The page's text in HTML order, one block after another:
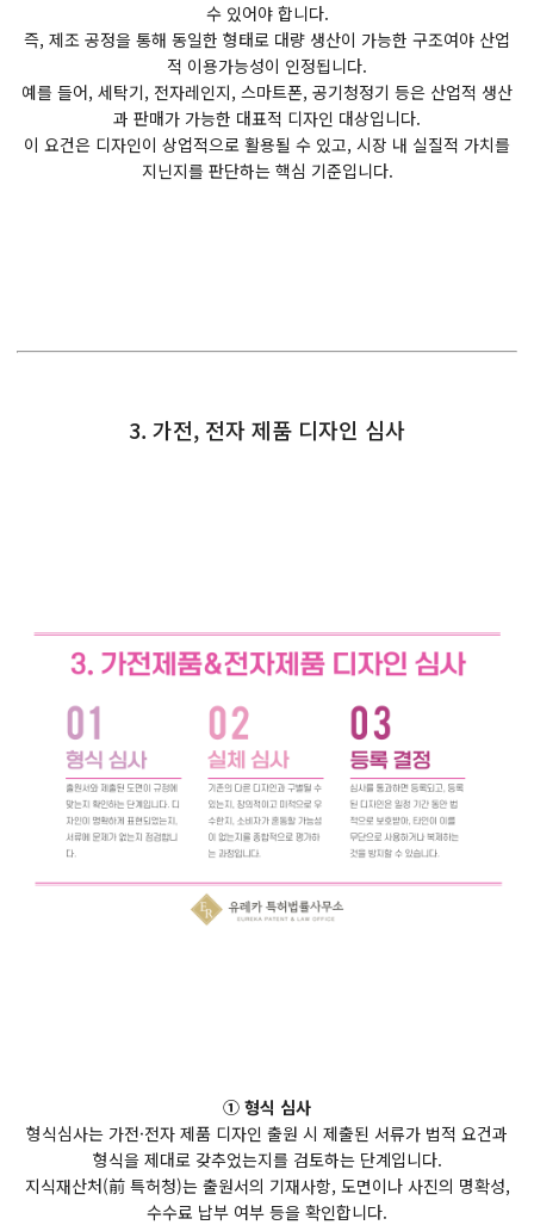
수 있어야 합니다.
즉, 제조 공정을 통해 동일한 형태로 대량 생산이 가능한 구조여야 산업
적 이용가능성이 인정됩니다.
예를 들어, 세탁기, 전자레인지, 스마트폰, 공기청정기 등은 산업적 생산
과 판매가 가능한 대표적 디자인 대상입니다.
이 요건은 디자인이 상업적으로 활용될 수 있고, 시장 내 실질적 가치를
지닌지를 판단하는 핵심 기준입니다.
3. 가전, 전자 제품 디자인 심사
① 형식 심사
형식심사는 가전·전자 제품 디자인 출원 시 제출된 서류가 법적 요건과
형식을 제대로 갖추었는지를 검토하는 단계입니다.
지식재산처(前 특허청)는 출원서의 기재사항, 도면이나 사진의 명확성,
수수료 납부 여부 등을 확인합니다.